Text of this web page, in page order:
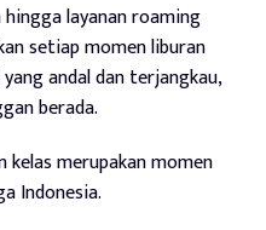
layanan roaming
setiap momen liburan
andal dan terjangkau,
berada.
kelas merupakan momen
Indonesia.